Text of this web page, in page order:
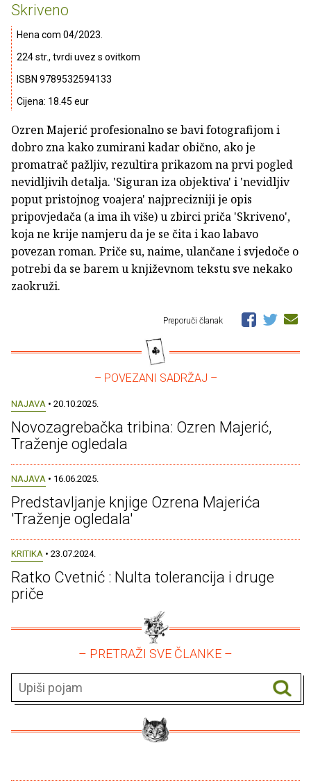
Skriveno
Hena com 04/2023.
224 str., tvrdi uvez s ovitkom
ISBN 9789532594133
Cijena: 18.45 eur
Ozren Majerić profesionalno se bavi fotografijom i
dobro zna kako zumirani kadar obično, ako je
promatrač pažljiv, rezultira prikazom na prvi pogled
nevidljivih detalja. 'Siguran iza objektiva' i 'nevidljiv
poput pristojnog voajera' najprecizniji je opis
pripovjedača (a ima ih više) u zbirci priča 'Skriveno',
koja ne krije namjeru da je se čita i kao labavo
povezan roman. Priče su, naime, ulančane i svjedoče o
potrebi da se barem u književnom tekstu sve nekako
zaokruži.
Preporuči članak
– POVEZANI SADRŽAJ –
NAJAVA • 20.10.2025.
Novozagrebačka tribina: Ozren Majerić,
Traženje ogledala
NAJAVA • 16.06.2025.
Predstavljanje knjige Ozrena Majerića
'Traženje ogledala'
KRITIKA • 23.07.2024.
Ratko Cvetnić : Nulta tolerancija i druge
priče
– PRETRAŽI SVE ČLANKE –